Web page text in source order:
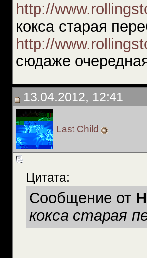
http://
кокса старая
http://
сюдаже
13.04.2012, 12:41
Last Child
Цитата:
Сообщение от
кокса старая